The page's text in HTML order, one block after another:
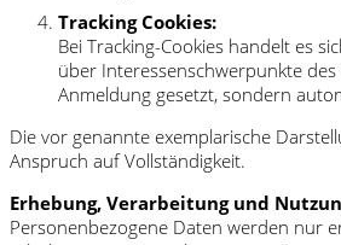
Tracking Cookies:
Bei Tracking-Cookies handelt es
über Interessenschwerpunkte
Anmeldung gesetzt, sondern
Die vor genannte exemplarische
Anspruch auf Vollständigkeit.
Erhebung, Verarbeitung und
Personenbezogene Daten werden nur